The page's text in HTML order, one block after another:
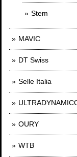
Stem
MAVIC
DT Swiss
Selle Italia
OURY
WTB